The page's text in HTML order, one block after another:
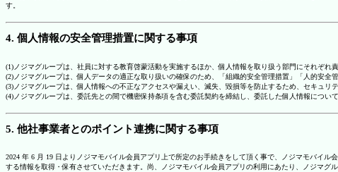
す。
4. 個人情報の安全管理措置に関する事項
(1)ノジマグループは、社員に対する教育啓蒙活動を実施するほか、個人情報を取り扱う部門にそれぞれ
(2)ノジマグループは、個人データの適正な取り扱いの確保のため、「組織的安全管理措置」「人的安全
(3)ノジマグループは、個人情報への不正なアクセスや漏えい、滅失、毀損等を防止するため、セキュリ
(4)ノジマグループは、委託先との間で機密保持条項を含む委託契約を締結し、委託した個人情報につ
5. 他社事業者とのポイント連携に関する事項
2024 年 6 月 19 日よりノジマモバイル会員アプリ上で所定のお手続きをして頂く事で、ノジマモバイ
する情報を取得・保有させていただきます。尚、ノジマモバイル会員アプリの利用にあたり、ノジマ